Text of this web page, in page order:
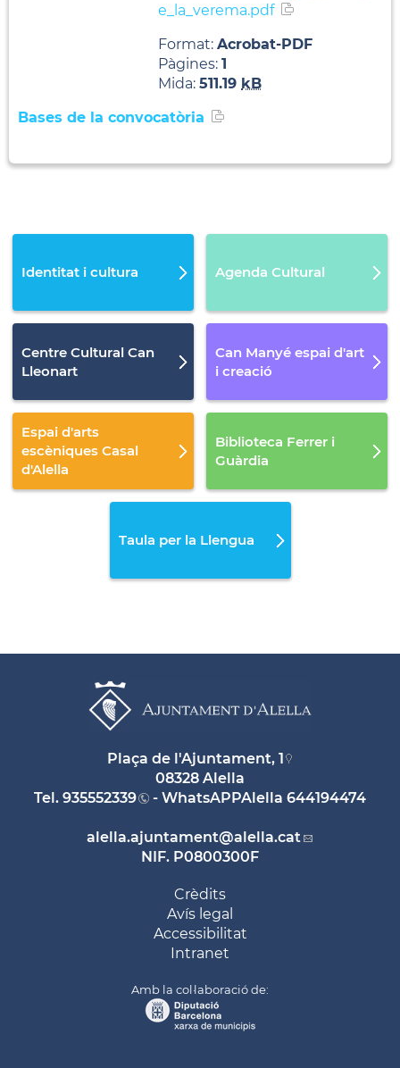
e_la_verema.pdf
Format: Acrobat-PDF
Pàgines: 1
Mida: 511.19 kB
Bases de la convocatòria
Identitat i cultura Agenda Cultural
Centre Cultural Can
Lleonart
Can Manyé espai d'art
i creació
Espai d'arts
escèniques Casal
d'Alella
Biblioteca Ferrer i
Guàrdia
Taula per la Llengua
Plaça de l'Ajuntament, 1
08328 Alella
Tel. 935552339 - WhatsAPPAlella 644194474
alella.ajuntament@alella.cat
NIF. P0800300F
Crèdits
Avís legal
Accessibilitat
Intranet
Amb la col·laboració de: